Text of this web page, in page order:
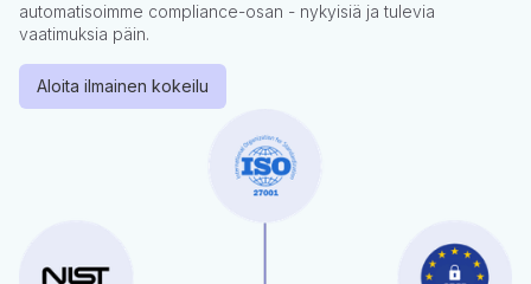
automatisoimme compliance-osan - nykyisiä ja tulevia
vaatimuksia päin.
Aloita ilmainen kokeilu